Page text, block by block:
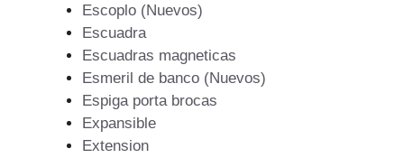
Escoplo (Nuevos)
Escuadra
Escuadras magneticas
Esmeril de banco (Nuevos)
Espiga porta brocas
Expansible
Extension